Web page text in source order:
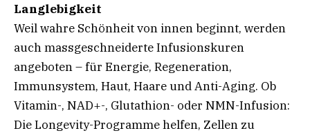
Langlebigkeit
Weil wahre Schönheit von innen beginnt, werden
auch massgeschneiderte Infusionskuren
angeboten – für Energie, Regeneration,
Immunsystem, Haut, Haare und Anti-Aging. Ob
Vitamin-, NAD+-, Glutathion- oder NMN-Infusion:
Die Longevity-­Programme helfen, Zellen zu